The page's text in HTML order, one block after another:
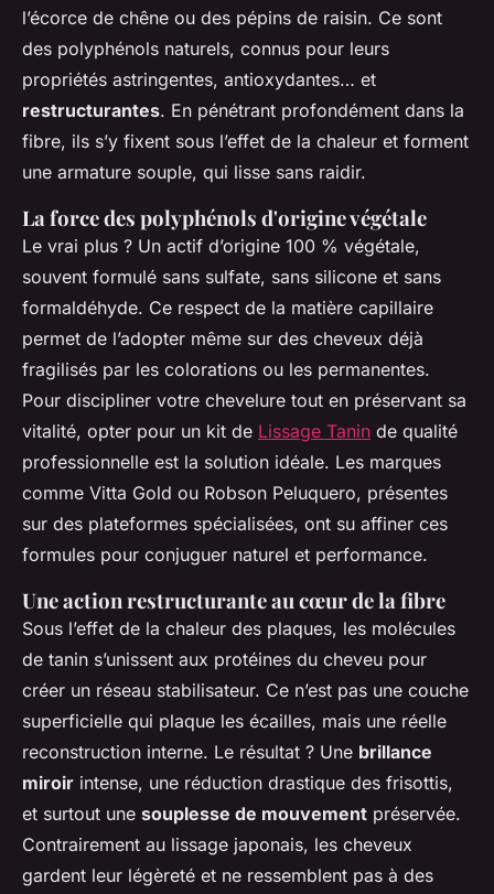
l’écorce de chêne ou des pépins de raisin. Ce sont
des polyphénols naturels, connus pour leurs
propriétés astringentes, antioxydantes… et
restructurantes. En pénétrant profondément dans la
fibre, ils s’y fixent sous l’effet de la chaleur et forment
une armature souple, qui lisse sans raidir.
La force des polyphénols d'origine végétale
Le vrai plus ? Un actif d’origine 100 % végétale,
souvent formulé sans sulfate, sans silicone et sans
formaldéhyde. Ce respect de la matière capillaire
permet de l’adopter même sur des cheveux déjà
fragilisés par les colorations ou les permanentes.
Pour discipliner votre chevelure tout en préservant sa
vitalité, opter pour un kit de Lissage Tanin de qualité
professionnelle est la solution idéale. Les marques
comme Vitta Gold ou Robson Peluquero, présentes
sur des plateformes spécialisées, ont su affiner ces
formules pour conjuguer naturel et performance.
Une action restructurante au cœur de la fibre
Sous l’effet de la chaleur des plaques, les molécules
de tanin s’unissent aux protéines du cheveu pour
créer un réseau stabilisateur. Ce n’est pas une couche
superficielle qui plaque les écailles, mais une réelle
reconstruction interne. Le résultat ? Une brillance
miroir intense, une réduction drastique des frisottis,
et surtout une souplesse de mouvement préservée.
Contrairement au lissage japonais, les cheveux
gardent leur légèreté et ne ressemblent pas à des